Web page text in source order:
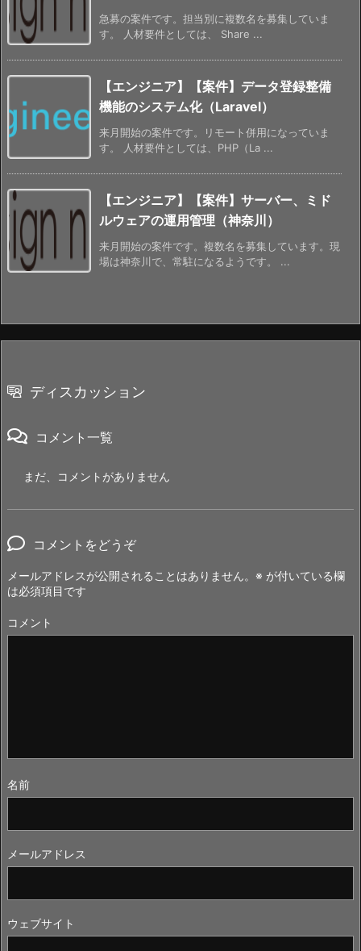
急募の案件です。担当別に複数名を募集していま
す。 人材要件としては、 Share ...
【エンジニア】【案件】データ登録整備
機能のシステム化（Laravel）
来月開始の案件です。リモート併用になっていま
す。 人材要件としては、PHP（La ...
【エンジニア】【案件】サーバー、ミド
ルウェアの運用管理（神奈川）
来月開始の案件です。複数名を募集しています。現
場は神奈川で、常駐になるようです。 ...
ディスカッション
コメント一覧
まだ、コメントがありません
コメントをどうぞ
メールアドレスが公開されることはありません。 ※ が付いている欄
は必須項目です
コメント
名前
メールアドレス
ウェブサイト